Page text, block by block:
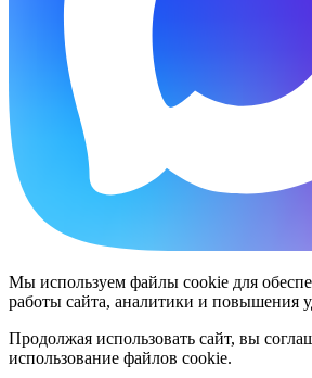
Мы используем файлы cookie для
работы сайта, аналитики и повышения
Продолжая использовать сайт, вы
использование файлов cookie.